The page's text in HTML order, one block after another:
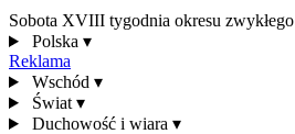
Sobota XVIII tygodnia okresu zwykłego
Polska ▾
Reklama
Wschód ▾
Świat ▾
Duchowość i wiara ▾